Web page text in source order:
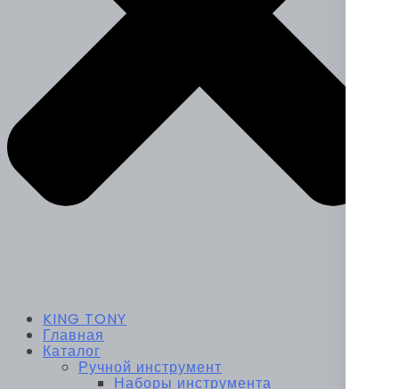
KING TONY
Главная
Каталог
Ручной инструмент
Наборы инструмента